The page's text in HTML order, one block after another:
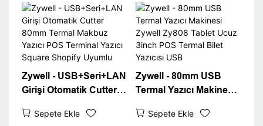
Çekmece Arayüzleri
USB
Termal Makbuz Yazıcısı
USB+LAN
Zywell - USB+Seri+LAN
Girişi Otomatik Cutter
Yazıcı POS Terminal
Sepete Ekle
Zywell - 80mm USB
Termal Yazıcı Makinesi
Ucuz 3inch POS Termal
Sepete Ekle